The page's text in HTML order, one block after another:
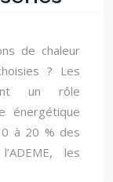
de chaleur
? Les
un rôle
énergétique
à 20 % des
les